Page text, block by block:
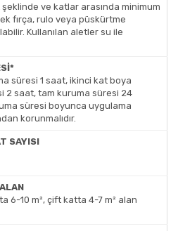
ve katlar arasında minimum
fırça, rulo veya püskürtme
Kullanılan aletler su ile
süresi 1 saat, ikinci kat boya
2 saat, tam kuruma süresi 24
süresi boyunca uygulama
korunmalıdır.
SAYISI
6-10 m², çift katta 4-7 m² alan